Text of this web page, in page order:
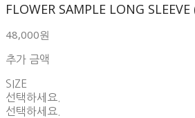
FLOWER SAMPLE LONG SLEEVE
48,000원
추가 금액
SIZE
선택하세요.
선택하세요.